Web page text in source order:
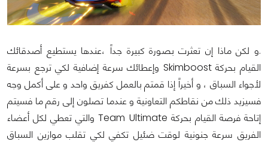
.و لكن ماذا إن تعثرت بصورة كبيرة جداً ،عندها يستطيع أصدقائك
القيام بحركة Skimboost وإعطائك سرعة إضافية لكي ترجع بسرعة
لأجواء السباق ، و أخيراً إذا قمتم بالعمل كفريق واحد و على أكمل وجه
فسيزيد ذلك من نقاطكم التعاونية و عندما تصلون إلى رقم ما فسيتم
إتاحة فرصة القيام بحركة Team Ultimate والتي تعطي لكل أعضاء
الفريق سرعة جنونية لوقت ضئيل تكفي لكي تقلب موازين السباق